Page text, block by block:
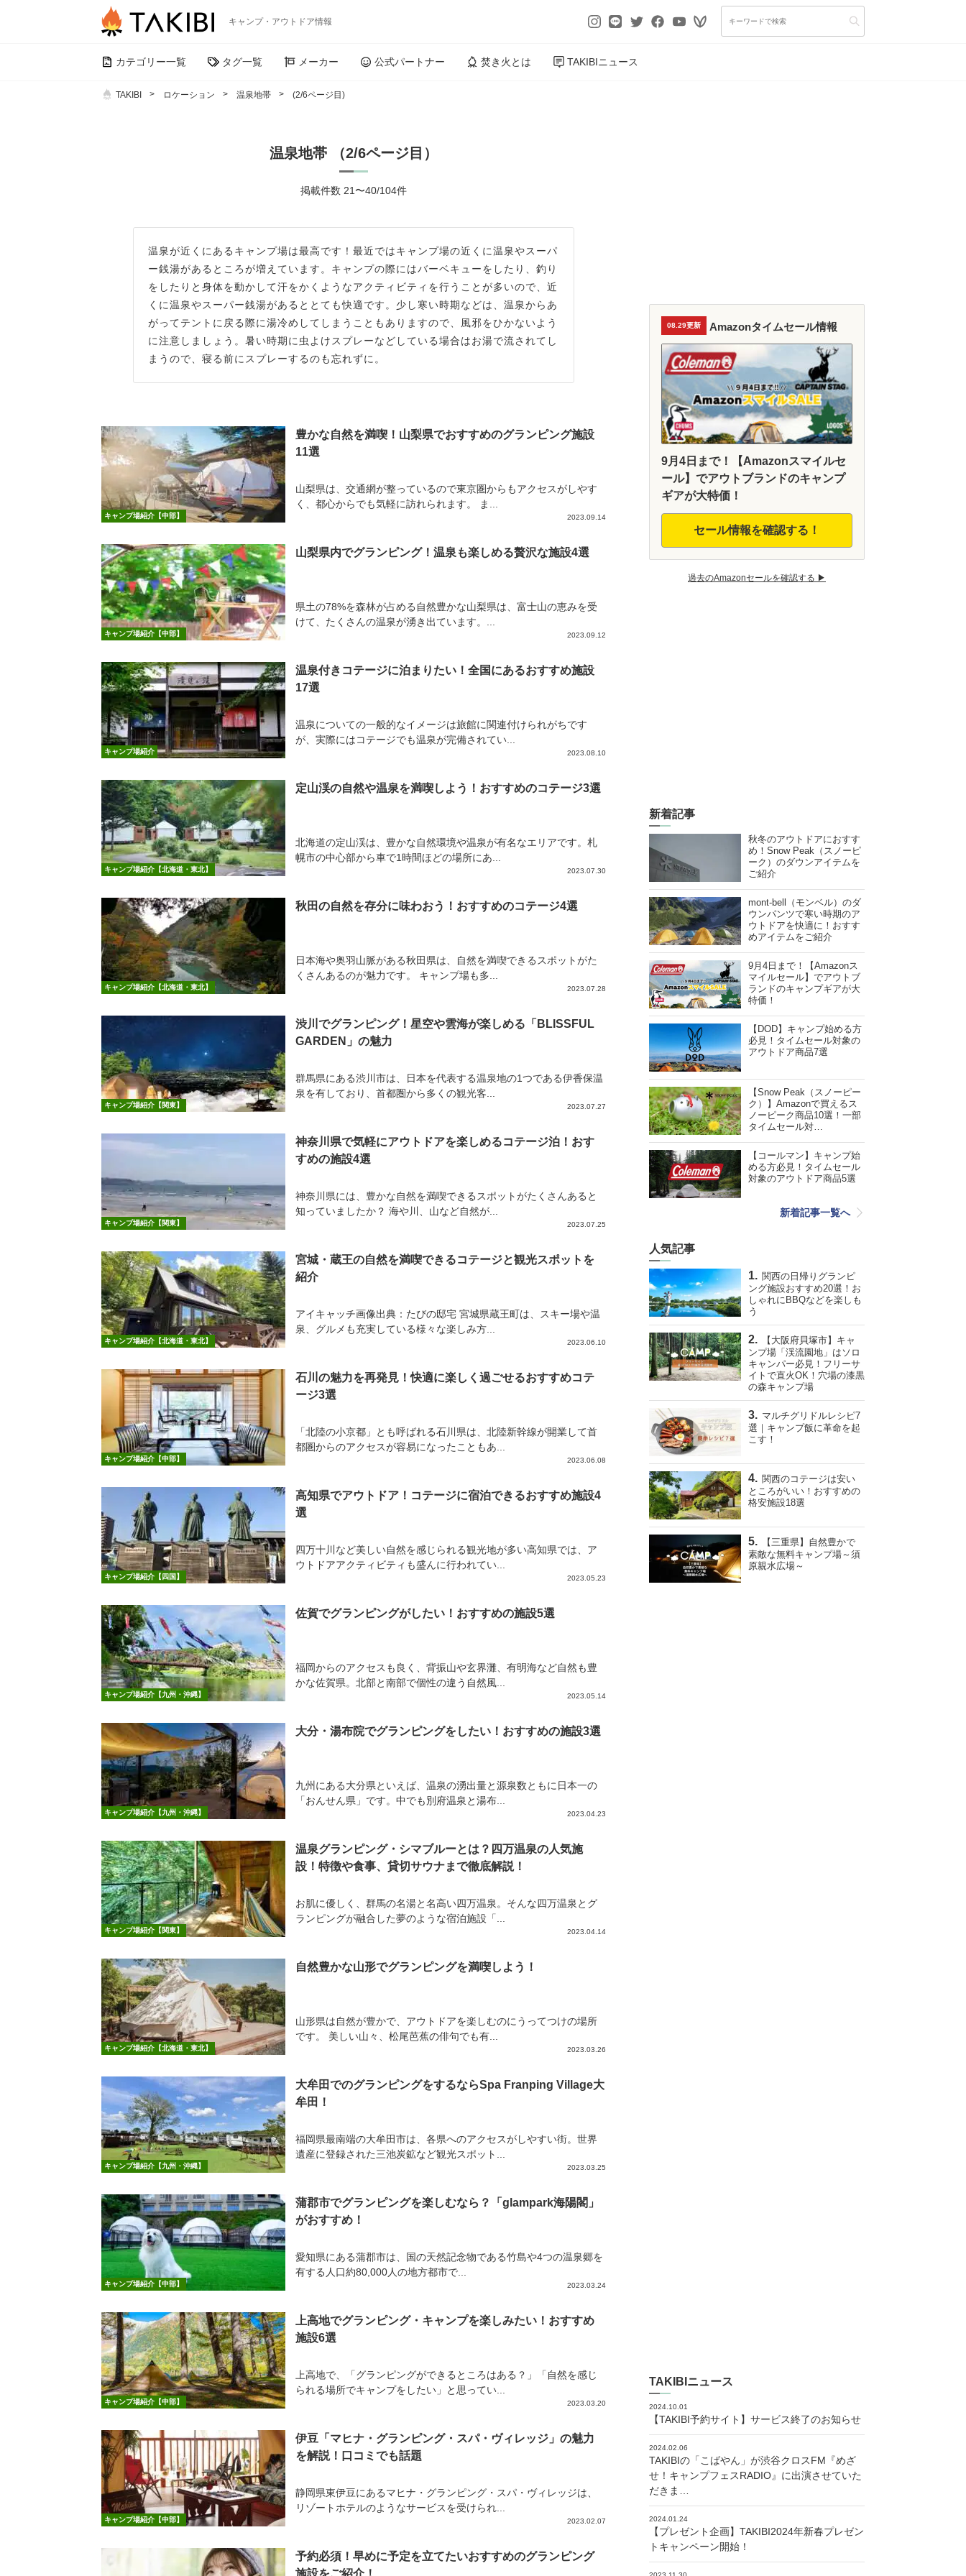
キャンプ・アウトドア情報
カテゴリー一覧 タグ一覧 メーカー 公式パートナー 焚き火とは TAKIBIニュース
TAKIBI ロケーション 温泉地帯 (2/6ページ目)
温泉地帯 （2/6ページ目）
掲載件数 21〜40/104件
温泉が近くにあるキャンプ場は最高です！最近ではキャンプ場の近くに温泉やスーパ
ー銭湯があるところが増えています。キャンプの際にはバーベキューをしたり、釣り
をしたりと身体を動かして汗をかくようなアクティビティを行うことが多いので、近
くに温泉やスーパー銭湯があるととても快適です。少し寒い時期などは、温泉からあ
がってテントに戻る際に湯冷めしてしまうこともありますので、風邪をひかないよう
に注意しましょう。暑い時期に虫よけスプレーなどしている場合はお湯で流されてし
まうので、寝る前にスプレーするのも忘れずに。
キャンプ場紹介【中部】
豊かな自然を満喫！山梨県でおすすめのグランピング施設
11選
山梨県は、交通網が整っているので東京圏からもアクセスがしやす
く、都心からでも気軽に訪れられます。 ま...
2023.09.14
キャンプ場紹介【中部】
山梨県内でグランピング！温泉も楽しめる贅沢な施設4選
県土の78%を森林が占める自然豊かな山梨県は、富士山の恵みを受
けて、たくさんの温泉が湧き出ています。...
2023.09.12
キャンプ場紹介
温泉付きコテージに泊まりたい！全国にあるおすすめ施設
17選
温泉についての一般的なイメージは旅館に関連付けられがちです
が、実際にはコテージでも温泉が完備されてい...
2023.08.10
キャンプ場紹介【北海道・東北】
定山渓の自然や温泉を満喫しよう！おすすめのコテージ3選
北海道の定山渓は、豊かな自然環境や温泉が有名なエリアです。札
幌市の中心部から車で1時間ほどの場所にあ...
2023.07.30
キャンプ場紹介【北海道・東北】
秋田の自然を存分に味わおう！おすすめのコテージ4選
日本海や奥羽山脈がある秋田県は、自然を満喫できるスポットがた
くさんあるのが魅力です。 キャンプ場も多...
2023.07.28
キャンプ場紹介【関東】
渋川でグランピング！星空や雲海が楽しめる「BLISSFUL
GARDEN」の魅力
群馬県にある渋川市は、日本を代表する温泉地の1つである伊香保温
泉を有しており、首都圏から多くの観光客...
2023.07.27
キャンプ場紹介【関東】
神奈川県で気軽にアウトドアを楽しめるコテージ泊！おす
すめの施設4選
神奈川県には、豊かな自然を満喫できるスポットがたくさんあると
知っていましたか？ 海や川、山など自然が...
2023.07.25
キャンプ場紹介【北海道・東北】
宮城・蔵王の自然を満喫できるコテージと観光スポットを
紹介
アイキャッチ画像出典：たびの邸宅 宮城県蔵王町は、スキー場や温
泉、グルメも充実している様々な楽しみ方...
2023.06.10
キャンプ場紹介【中部】
石川の魅力を再発見！快適に楽しく過ごせるおすすめコテ
ージ3選
「北陸の小京都」とも呼ばれる石川県は、北陸新幹線が開業して首
都圏からのアクセスが容易になったこともあ...
2023.06.08
キャンプ場紹介【四国】
高知県でアウトドア！コテージに宿泊できるおすすめ施設4
選
四万十川など美しい自然を感じられる観光地が多い高知県では、ア
ウトドアアクティビティも盛んに行われてい...
2023.05.23
キャンプ場紹介【九州・沖縄】
佐賀でグランピングがしたい！おすすめの施設5選
福岡からのアクセスも良く、背振山や玄界灘、有明海など自然も豊
かな佐賀県。北部と南部で個性の違う自然風...
2023.05.14
キャンプ場紹介【九州・沖縄】
大分・湯布院でグランピングをしたい！おすすめの施設3選
九州にある大分県といえば、温泉の湧出量と源泉数ともに日本一の
「おんせん県」です。中でも別府温泉と湯布...
2023.04.23
キャンプ場紹介【関東】
温泉グランピング・シマブルーとは？四万温泉の人気施
設！特徴や食事、貸切サウナまで徹底解説！
お肌に優しく、群馬の名湯と名高い四万温泉。そんな四万温泉とグ
ランピングが融合した夢のような宿泊施設「...
2023.04.14
キャンプ場紹介【北海道・東北】
自然豊かな山形でグランピングを満喫しよう！
山形県は自然が豊かで、アウトドアを楽しむのにうってつけの場所
です。 美しい山々、松尾芭蕉の俳句でも有...
2023.03.26
キャンプ場紹介【九州・沖縄】
大牟田でのグランピングをするならSpa Franping Village大
牟田！
福岡県最南端の大牟田市は、各県へのアクセスがしやすい街。世界
遺産に登録された三池炭鉱など観光スポット...
2023.03.25
キャンプ場紹介【中部】
蒲郡市でグランピングを楽しむなら？「glampark海陽閣」
がおすすめ！
愛知県にある蒲郡市は、国の天然記念物である竹島や4つの温泉郷を
有する人口約80,000人の地方都市で...
2023.03.24
キャンプ場紹介【中部】
上高地でグランピング・キャンプを楽しみたい！おすすめ
施設6選
上高地で、「グランピングができるところはある？」「自然を感じ
られる場所でキャンプをしたい」と思ってい...
2023.03.20
キャンプ場紹介【中部】
伊豆「マヒナ・グランピング・スパ・ヴィレッジ」の魅力
を解説！口コミでも話題
静岡県東伊豆にあるマヒナ・グランピング・スパ・ヴィレッジは、
リゾートホテルのようなサービスを受けられ...
2023.02.07
予約必須！早めに予定を立てたいおすすめのグランピング
施設をご紹介！
08.29更新 Amazonタイムセール情報
9月4日まで！【Amazonスマイルセ
ール】でアウトブランドのキャンプ
ギアが大特価！
セール情報を確認する！
過去のAmazonセールを確認する ▶︎
新着記事
秋冬のアウトドアにおすす
め！Snow Peak（スノーピ
ーク）のダウンアイテムを
ご紹介
mont-bell（モンベル）のダ
ウンパンツで寒い時期のア
ウトドアを快適に！おすす
めアイテムをご紹介
9月4日まで！【Amazonス
マイルセール】でアウトブ
ランドのキャンプギアが大
特価！
【DOD】キャンプ始める方
必見！タイムセール対象の
アウトドア商品7選
【Snow Peak（スノーピー
ク）】Amazonで買えるス
ノーピーク商品10選！一部
タイムセール対…
【コールマン】キャンプ始
める方必見！タイムセール
対象のアウトドア商品5選
新着記事一覧へ
人気記事
関西の日帰りグランピ
ング施設おすすめ20選！お
しゃれにBBQなどを楽しも
う
【大阪府貝塚市】キャ
ンプ場「渓流園地」はソロ
キャンパー必見！フリーサ
イトで直火OK！穴場の漆黒
の森キャンプ場
マルチグリドルレシピ7
選｜キャンプ飯に革命を起
こす！
関西のコテージは安い
ところがいい！おすすめの
格安施設18選
【三重県】自然豊かで
素敵な無料キャンプ場～須
原親水広場～
TAKIBIニュース
2024.10.01
【TAKIBI予約サイト】サービス終了のお知らせ
2024.02.06
TAKIBIの「こばやん」が渋谷クロスFM『めざ
せ！キャンプフェスRADIO』に出演させていた
だきま…
2024.01.24
【プレゼント企画】TAKIBI2024年新春プレゼン
トキャンペーン開始！